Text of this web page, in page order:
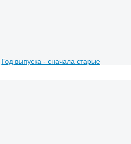
Год выпуска - сначала старые